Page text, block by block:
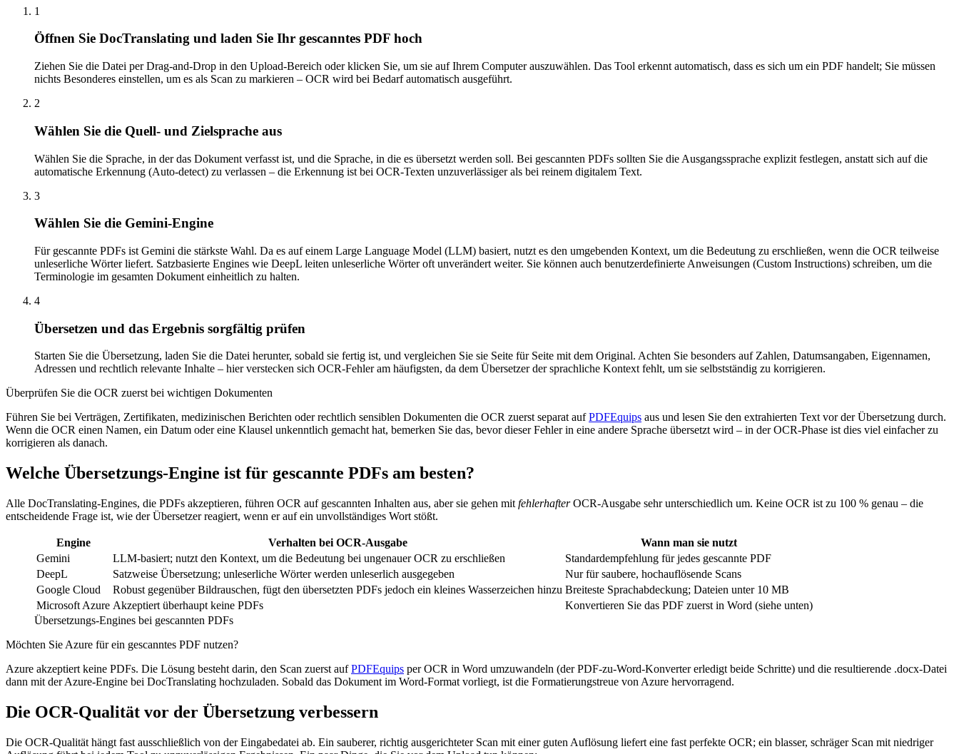
1
Öffnen Sie DocTranslating und laden Sie Ihr gescanntes PDF hoch
Ziehen Sie die Datei per Drag-and-Drop in den Upload-Bereich oder klicken Sie, um sie auf Ihrem Computer auszuwählen. Das Tool erkennt automatisch, dass es sich um ein PDF handelt; Sie müssen
nichts Besonderes einstellen, um es als Scan zu markieren – OCR wird bei Bedarf automatisch ausgeführt.
2
Wählen Sie die Quell- und Zielsprache aus
Wählen Sie die Sprache, in der das Dokument verfasst ist, und die Sprache, in die es übersetzt werden soll. Bei gescannten PDFs sollten Sie die Ausgangssprache explizit festlegen, anstatt sich auf die
automatische Erkennung (Auto-detect) zu verlassen – die Erkennung ist bei OCR-Texten unzuverlässiger als bei reinem digitalem Text.
3
Wählen Sie die Gemini-Engine
Für gescannte PDFs ist Gemini die stärkste Wahl. Da es auf einem Large Language Model (LLM) basiert, nutzt es den umgebenden Kontext, um die Bedeutung zu erschließen, wenn die OCR teilweise
unleserliche Wörter liefert. Satzbasierte Engines wie DeepL leiten unleserliche Wörter oft unverändert weiter. Sie können auch benutzerdefinierte Anweisungen (Custom Instructions) schreiben, um die
Terminologie im gesamten Dokument einheitlich zu halten.
4
Übersetzen und das Ergebnis sorgfältig prüfen
Starten Sie die Übersetzung, laden Sie die Datei herunter, sobald sie fertig ist, und vergleichen Sie sie Seite für Seite mit dem Original. Achten Sie besonders auf Zahlen, Datumsangaben, Eigennamen,
Adressen und rechtlich relevante Inhalte – hier verstecken sich OCR-Fehler am häufigsten, da dem Übersetzer der sprachliche Kontext fehlt, um sie selbstständig zu korrigieren.
Überprüfen Sie die OCR zuerst bei wichtigen Dokumenten
Führen Sie bei Verträgen, Zertifikaten, medizinischen Berichten oder rechtlich sensiblen Dokumenten die OCR zuerst separat aufPDFEquips aus und lesen Sie den extrahierten Text vor der Übersetzung durch.
Wenn die OCR einen Namen, ein Datum oder eine Klausel unkenntlich gemacht hat, bemerken Sie das, bevor dieser Fehler in eine andere Sprache übersetzt wird – in der OCR-Phase ist dies viel einfacher zu
korrigieren als danach.
Welche Übersetzungs-Engine ist für gescannte PDFs am besten?
Alle DocTranslating-Engines, die PDFs akzeptieren, führen OCR auf gescannten Inhalten aus, aber sie gehen mit fehlerhafterOCR-Ausgabe sehr unterschiedlich um. Keine OCR ist zu 100 % genau – die
entscheidende Frage ist, wie der Übersetzer reagiert, wenn er auf ein unvollständiges Wort stößt.
Engine Verhalten bei OCR-Ausgabe
Wann man sie nutzt
Gemini
LLM-basiert; nutzt den Kontext, um die Bedeutung bei ungenauer OCR zu erschließen
Standardempfehlung für jedes gescannte PDF
DeepL
Satzweise Übersetzung; unleserliche Wörter werden unleserlich ausgegeben
Nur für saubere, hochauflösende Scans
Google Cloud
Robust gegenüber Bildrauschen, fügt den übersetzten PDFs jedoch ein kleines Wasserzeichen hinzu Breiteste Sprachabdeckung; Dateien unter 10 MB
Microsoft Azure Akzeptiert überhaupt keine PDFs
Konvertieren Sie das PDF zuerst in Word (siehe unten)
Übersetzungs-Engines bei gescannten PDFs
Möchten Sie Azure für ein gescanntes PDF nutzen?
Azure akzeptiert keine PDFs. Die Lösung besteht darin, den Scan zuerst aufPDFEquips per OCR in Word umzuwandeln (der PDF-zu-Word-Konverter erledigt beide Schritte) und die resultierende .docx-Datei
dann mit der Azure-Engine bei DocTranslating hochzuladen. Sobald das Dokument im Word-Format vorliegt, ist die Formatierungstreue von Azure hervorragend.
Die OCR-Qualität vor der Übersetzung verbessern
Die OCR-Qualität hängt fast ausschließlich von der Eingabedatei ab. Ein sauberer, richtig ausgerichteter Scan mit einer guten Auflösung liefert eine fast perfekte OCR; ein blasser, schräger Scan mit niedriger